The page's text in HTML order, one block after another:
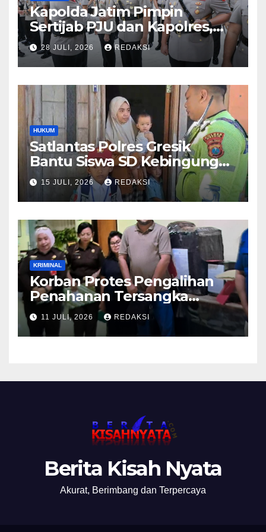
Kapolda Jatim Pimpin
Sertijab PJU dan Kapolres,
Perkuat Regenerasi
Kepemimpinan dan
Pelayanan Presisi
28 JULI, 2026 REDAKSI
HUKUM
Satlantas Polres Gresik
Bantu Siswa SD Kebingungan
Saat Pulang Sekolah,
Langsung Diantar ke Rumah
Orang Tua Lega
15 JULI, 2026 REDAKSI
KRIMINAL
Korban Protes Pengalihan
Penahanan Tersangka
Pemalsuan Merek Skincare,
Kasi Penkum Kejati Jatim:
Nanti Saya Tegur Jaksanya
11 JULI, 2026 REDAKSI
Berita Kisah Nyata
Akurat, Berimbang dan Terpercaya